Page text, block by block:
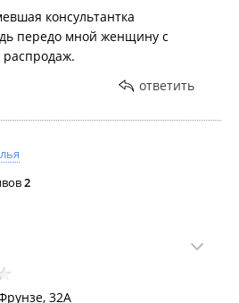
не так что ваши клиенты
себя дураками?
магазине?
консультантка
передо мной женщину с
распродаж.
ответить
2
32А